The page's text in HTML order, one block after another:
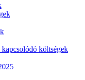
költségek